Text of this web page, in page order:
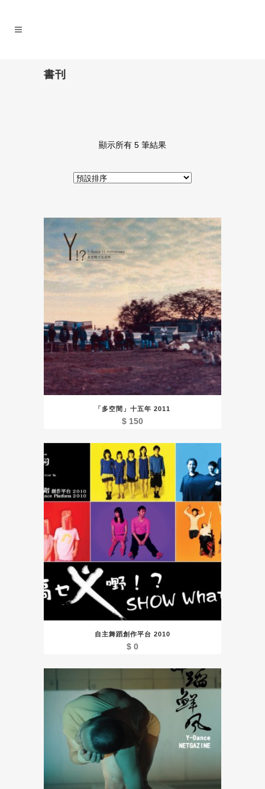
書刊
顯示所有 5 筆結果
「多空間」十五年 2011
$ 150
自主舞蹈創作平台 2010
$ 0